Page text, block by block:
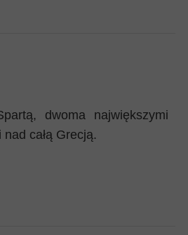
dwoma największymi
całą Grecją.